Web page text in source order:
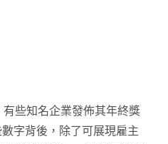
些知名企業發佈其年終獎
字背後，除了可展現雇主